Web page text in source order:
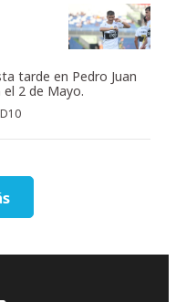
tarde en Pedro Juan
2 de Mayo.